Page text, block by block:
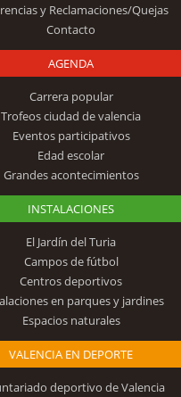
y Reclamaciones/Quejas
Contacto
AGENDA
Carrera popular
Trofeos ciudad de valencia
Eventos participativos
Edad escolar
Grandes acontecimientos
INSTALACIONES
El Jardín del Turia
Campos de fútbol
Centros deportivos
en parques y jardines
Espacios naturales
VALENCIA EN DEPORTE
deportivo de Valencia